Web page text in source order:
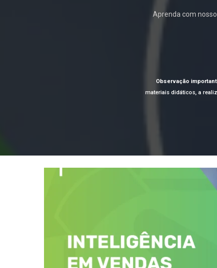
Aprenda com
Observação
materiais didáticos, a